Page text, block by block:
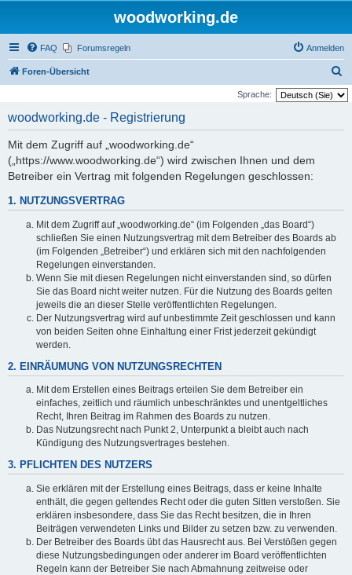
woodworking.de
FAQ Forumsregeln Anmelden
Foren-Übersicht
u
Sprache:
woodworking.de - Registrierung
Mit dem Zugriff auf „woodworking.de“
(„https://www.woodworking.de“) wird zwischen Ihnen und dem
Betreiber ein Vertrag mit folgenden Regelungen geschlossen:
1. NUTZUNGSVERTRAG
Mit dem Zugriff auf „woodworking.de“ (im Folgenden „das Board“)
schließen Sie einen Nutzungsvertrag mit dem Betreiber des Boards ab
(im Folgenden „Betreiber“) und erklären sich mit den nachfolgenden
Regelungen einverstanden.
Wenn Sie mit diesen Regelungen nicht einverstanden sind, so dürfen
Sie das Board nicht weiter nutzen. Für die Nutzung des Boards gelten
jeweils die an dieser Stelle veröffentlichten Regelungen.
Der Nutzungsvertrag wird auf unbestimmte Zeit geschlossen und kann
von beiden Seiten ohne Einhaltung einer Frist jederzeit gekündigt
werden.
2. EINRÄUMUNG VON NUTZUNGSRECHTEN
Mit dem Erstellen eines Beitrags erteilen Sie dem Betreiber ein
einfaches, zeitlich und räumlich unbeschränktes und unentgeltliches
Recht, Ihren Beitrag im Rahmen des Boards zu nutzen.
Das Nutzungsrecht nach Punkt 2, Unterpunkt a bleibt auch nach
Kündigung des Nutzungsvertrages bestehen.
3. PFLICHTEN DES NUTZERS
Sie erklären mit der Erstellung eines Beitrags, dass er keine Inhalte
enthält, die gegen geltendes Recht oder die guten Sitten verstoßen. Sie
erklären insbesondere, dass Sie das Recht besitzen, die in Ihren
Beiträgen verwendeten Links und Bilder zu setzen bzw. zu verwenden.
Der Betreiber des Boards übt das Hausrecht aus. Bei Verstößen gegen
diese Nutzungsbedingungen oder anderer im Board veröffentlichten
Regeln kann der Betreiber Sie nach Abmahnung zeitweise oder